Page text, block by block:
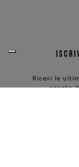
Ricevi le
sconto